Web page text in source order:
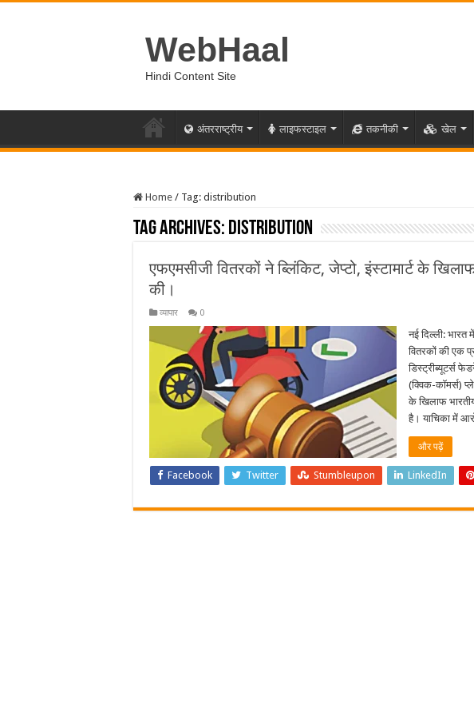
WebHaal
Hindi Content Site
अंतरराष्ट्रीय लाइफस्टाइल तकनीकी खेल
Home / Tag: distribution
Tag Archives: distribution
एफएमसीजी वितरकों ने ब्लिंकिट, जेप्टो, इंस्टामार्ट के
की।
व्यापार 0
नई दिल्ली:
वितरकों की एक
डिस्ट्रीब्यूटर्स
(क्विक-कॉमर्स)
के खिलाफ
है। याचिका में
और पढ़ें
Facebook Twitter Stumbleupon LinkedIn